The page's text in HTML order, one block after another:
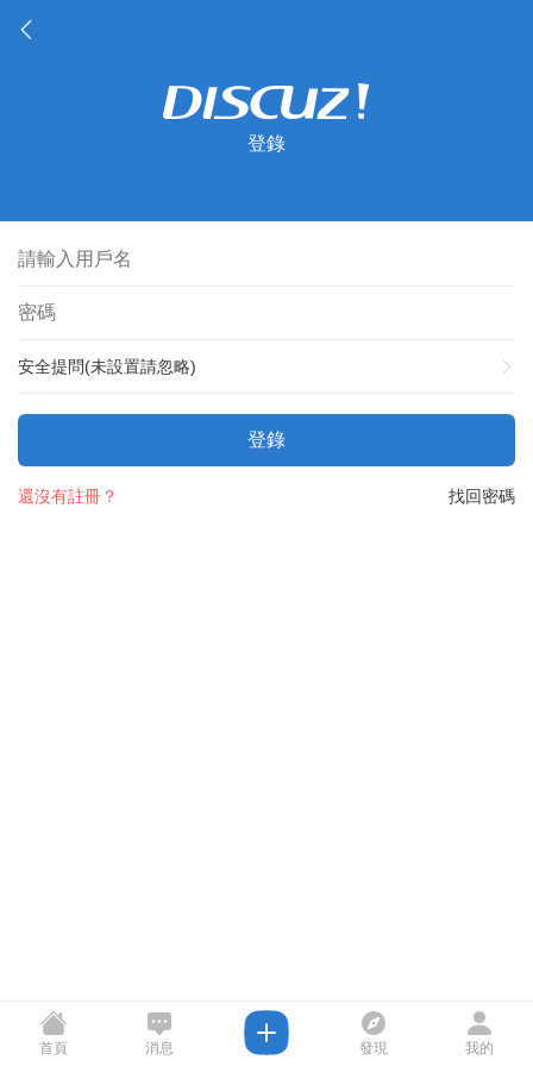
登錄
安全提問(未設置請忽略)
登錄
找回密碼
還沒有註冊？
首頁 消息 發現 我的